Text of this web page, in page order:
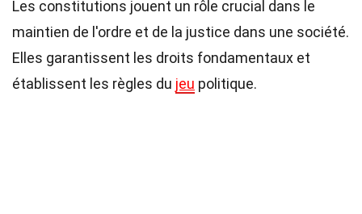
Les constitutions jouent un rôle crucial dans le
maintien de l'ordre et de la justice dans une société.
Elles garantissent les droits fondamentaux et
établissent les règles du jeu politique.